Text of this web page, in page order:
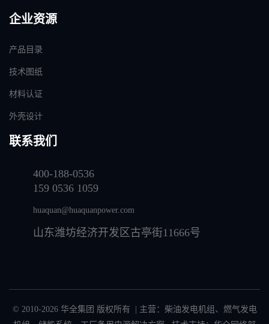
企业资源
产品目录
技术图纸
材料认证
外壳设计
联系我们
400-188-0536
159 0536 1059
huaquan@huaquanpower.com
山东潍坊经济开发区古亭街11666号
© 2010-2026 华全集团 版权所有 | 主营： 柴油发电机组 、 燃气发电